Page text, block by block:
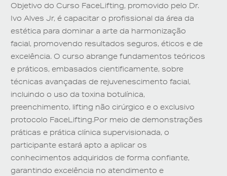
Objetivo do Curso FaceLifting, promovido pelo Dr.
Ivo Alves Jr, é capacitar o profissional da área da
estética para dominar a arte da harmonização
facial, promovendo resultados seguros, éticos e de
excelência. O curso abrange fundamentos teóricos
e práticos, embasados cientificamente, sobre
técnicas avançadas de rejuvenescimento facial,
incluindo o uso da toxina botulínica,
preenchimento, lifting não cirúrgico e o exclusivo
protocolo FaceLifting.Por meio de demonstrações
práticas e prática clínica supervisionada, o
participante estará apto a aplicar os
conhecimentos adquiridos de forma confiante,
garantindo excelência no atendimento e